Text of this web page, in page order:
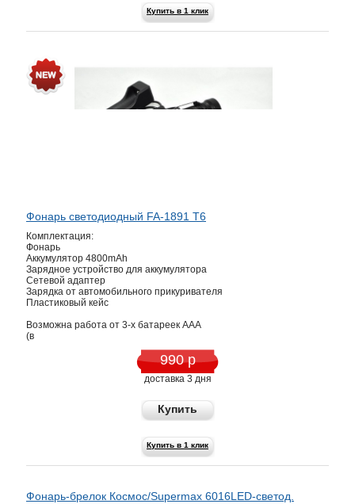
Купить в 1 клик
Фонарь светодиодный FA-1891 Т6
Комплектация:
Фонарь
Аккумулятор 4800mAh
Зарядное устройство для аккумулятора
Сетевой адаптер
Зарядка от автомобильного прикуривателя
Пластиковый кейс
Возможна работа от 3-х батареек ААА
(в
990 р
доставка 3 дня
Купить
Купить в 1 клик
Фонарь-брелок Космос/Supermax 6016LED-светод.